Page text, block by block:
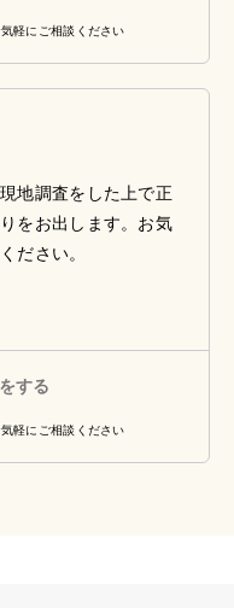
軽にご相談ください
地調査をした上で正
をお出します。お気
ださい。
する
軽にご相談ください